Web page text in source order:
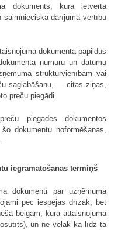
dokuments, kurā ietverta
saimnieciskā darījuma vērtību
dokumentā papildus
numuru un datumu
struktūrvienībām vai
saglabāšanu, — citas ziņas,
preču piegādi.
piegādes dokumentos
dokumentu noformēšanas,
iegrāmatošanas termiņš
dokumenti par uzņēmuma
pēc iespējas drīzāk, bet
beigām, kurā attaisnojuma
un ne vēlāk kā līdz tā